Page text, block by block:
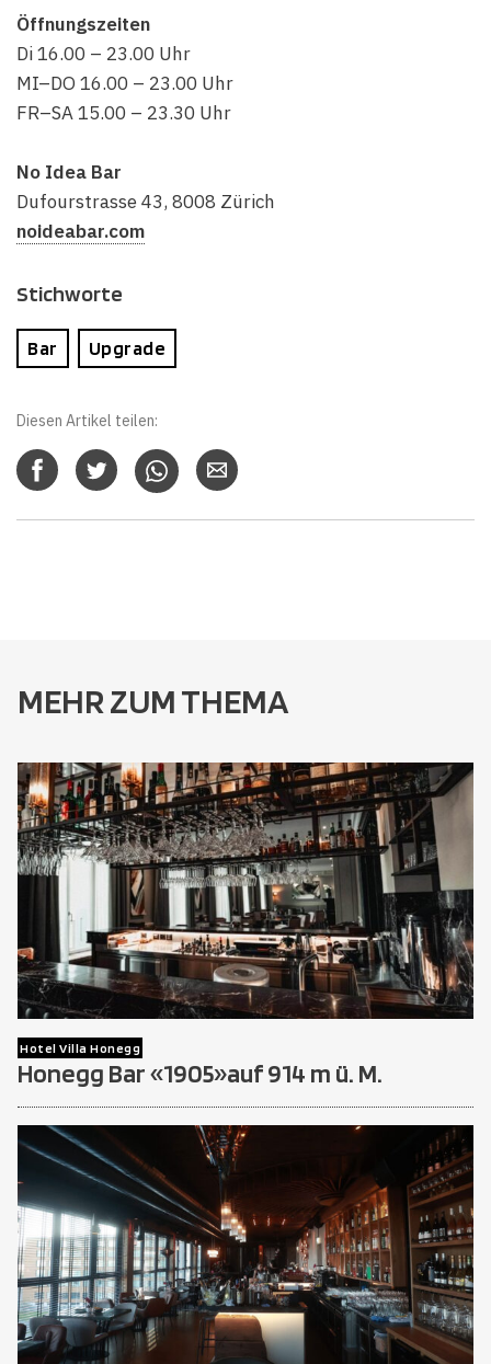
Öffnungszeiten
Di 16.00 – 23.00 Uhr
MI–DO 16.00 – 23.00 Uhr
FR–SA 15.00 – 23.30 Uhr
No Idea Bar
Dufourstrasse 43, 8008 Zürich
noideabar.com
Stichworte
Bar Upgrade
Diesen Artikel teilen:
MEHR ZUM THEMA
Hotel Villa Honegg
Honegg Bar «1905»auf 914 m ü. M.